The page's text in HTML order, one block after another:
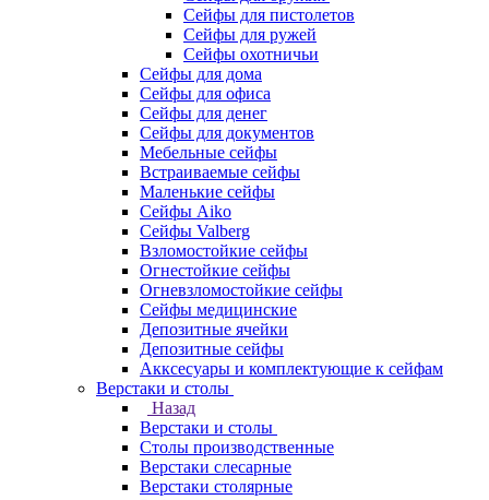
Сейфы для пистолетов
Сейфы для ружей
Сейфы охотничьи
Cейфы для дома
Cейфы для офиса
Сейфы для денег
Сейфы для документов
Мебельные сейфы
Встраиваемые сейфы
Маленькие сейфы
Сейфы Aiko
Сейфы Valberg
Взломостойкие сейфы
Огнестойкие сейфы
Огневзломостойкие сейфы
Сейфы медицинские
Депозитные ячейки
Депозитные сейфы
Акксесуары и комплектующие к сейфам
Верстаки и столы
Назад
Верстаки и столы
Столы производственные
Верстаки слесарные
Верстаки столярные